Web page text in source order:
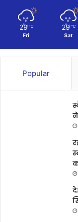
29 ℃
Fri
29 ℃
Sat
Popular